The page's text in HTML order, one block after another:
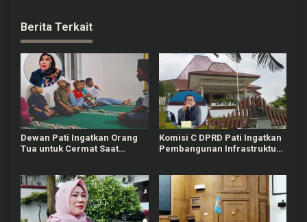
Berita Terkait
Dewan Pati Ingatkan Orang
Tua untuk Cermat Saat
Komisi C DPRD Pati Ingatkan
Pembangunan Infrastruktur